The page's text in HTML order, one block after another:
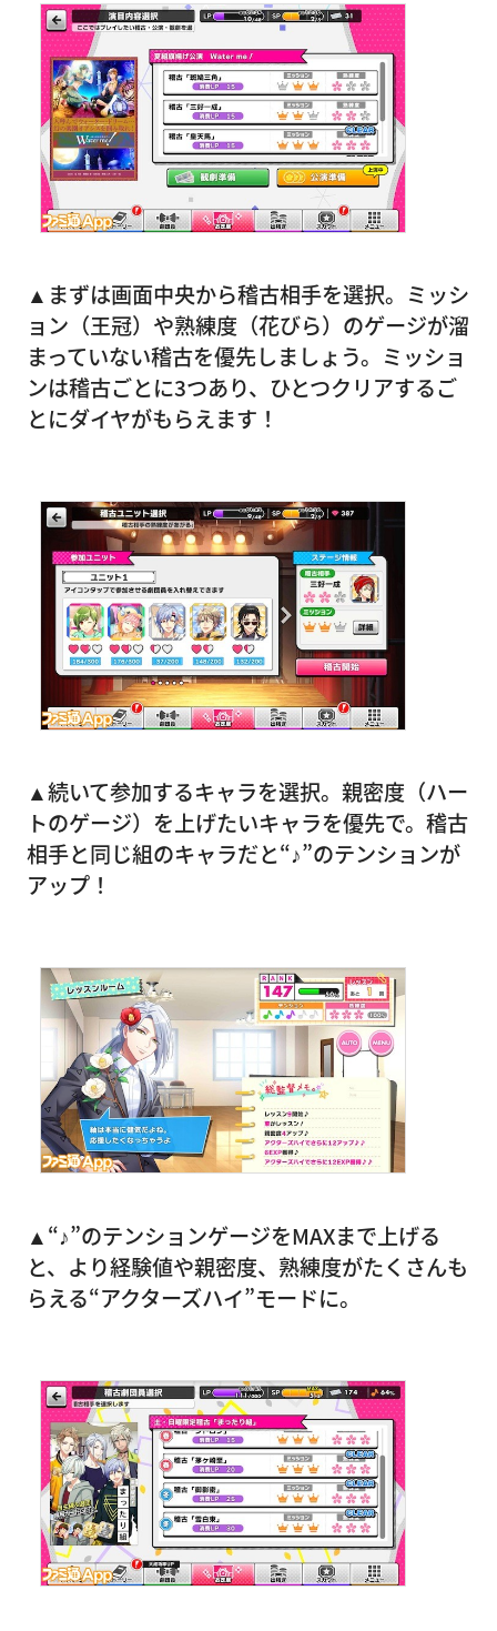
▲まずは画面中央から稽古相手を選択。ミッシ
ョン（王冠）や熟練度（花びら）のゲージが溜
まっていない稽古を優先しましょう。ミッショ
ンは稽古ごとに3つあり、ひとつクリアするご
とにダイヤがもらえます！
▲続いて参加するキャラを選択。親密度（ハー
トのゲージ）を上げたいキャラを優先で。稽古
相手と同じ組のキャラだと“♪”のテンションが
アップ！
▲“♪”のテンションゲージをMAXまで上げる
と、より経験値や親密度、熟練度がたくさんも
らえる“アクターズハイ”モードに。